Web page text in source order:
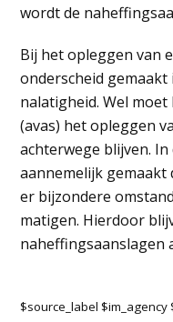
wordt de
Bij het opleggen van
onderscheid
nalatigheid. Wel
(avas) het opleggen
achterwege blijven.
aannemelijk gemaakt
er bijzondere
matigen. Hierdoor
naheffingsaanslagen
$source_label $im_agency